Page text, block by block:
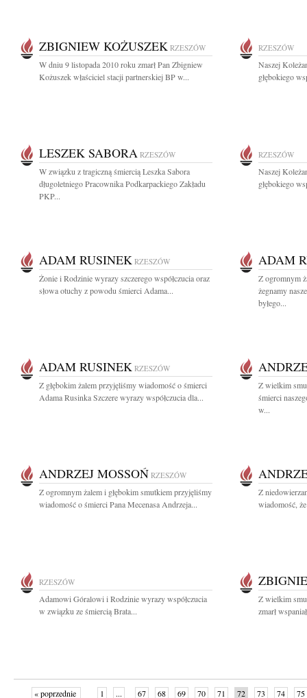
ZBIGNIEW KOŻUSZEK RZESZÓW
W dniu 9 listopada 2010 roku zmarł Pan Zbigniew
Kożuszek właściciel stacji partnerskiej BP w...
RZESZÓW
Naszej
głębokiego
LESZEK SABORA RZESZÓW
W związku z tragiczną śmiercią Leszka Sabora
długoletniego Pracownika Podkarpackiego Zakładu
PKP...
RZESZÓW
Naszej
głębokiego
ADAM RUSINEK RZESZÓW
Żonie i Rodzinie wyrazy szczerego współczucia oraz
słowa otuchy z powodu śmierci Adama...
ADAM
Z ogromnym
żegnamy
byłego...
ADAM RUSINEK RZESZÓW
Z głębokim żalem przyjęliśmy wiadomość o śmierci
Adama Rusinka Szczere wyrazy współczucia dla...
Z wielkim
śmierci
w...
ANDRZEJ MOSSOŃ RZESZÓW
Z ogromnym żalem i głębokim smutkiem przyjęliśmy
wiadomość o śmierci Pana Mecenasa Andrzeja...
Z
wiadomość,
RZESZÓW
Adamowi Góralowi i Rodzinie wyrazy współczucia
w związku ze śmiercią Brata...
Z wielkim
zmarł
« poprzednie 1 ... 67 68 69 70 71 72 73 74 75